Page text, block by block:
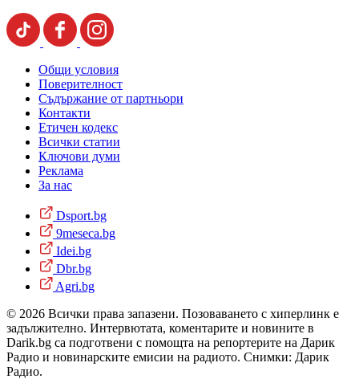
Общи условия
Поверителност
Съдържание от партньори
Контакти
Етичен кодекс
Всички статии
Ключови думи
Реклама
За нас
Dsport.bg
9meseca.bg
Idei.bg
Dbr.bg
Agri.bg
© 2026 Всички права запазени. Позоваването с хиперлинк е
задължително. Интервютата, коментарите и новините в
Darik.bg са подготвени с помощта на репортерите на Дарик
Радио и новинарските емисии на радиото. Снимки: Дарик
Радио.